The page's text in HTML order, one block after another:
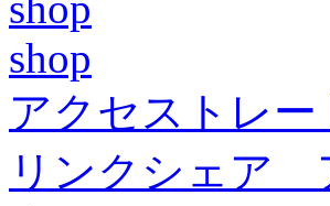
shop
アクセストレ
リンクシェア